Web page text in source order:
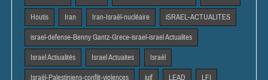
Houtis Iran Iran-Israël-nucléaire iSRAEL-ACTUALITES
israel-defense-Benny Gantz-Grece-israel-israel Actualites
Israel Actiualités Israel Actuaites Israël
Israël-Palestiniens-conflit-violences juif LEAD LFI